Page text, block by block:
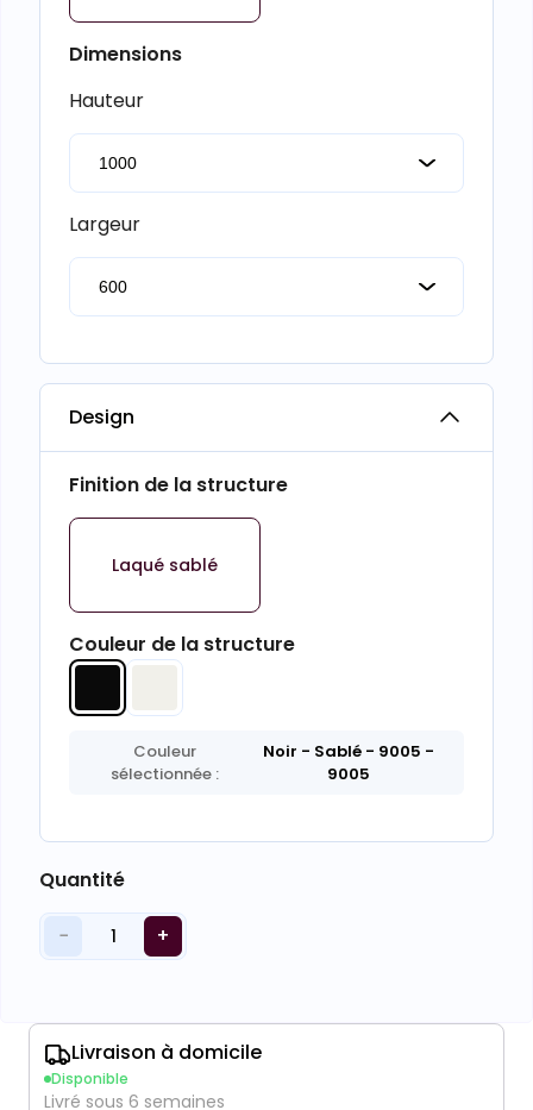
Dimensions
Hauteur
Largeur
Design
Finition de la structure
Laqué sablé
Couleur de la structure
Couleur
sélectionnée :
Noir - Sablé - 9005 -
9005
Quantité
− 1 +
Livraison à domicile
Disponible
Livré sous 6 semaines